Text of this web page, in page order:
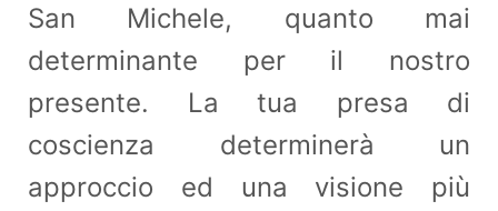
San Michele, quanto mai
determinante per il nostro
presente. La tua presa di
coscienza determinerà un
approccio ed una visione più